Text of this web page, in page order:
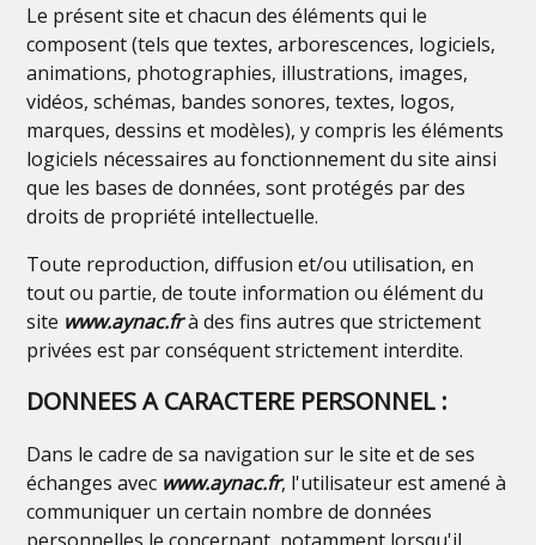
Le présent site et chacun des éléments qui le
composent (tels que textes, arborescences, logiciels,
animations, photographies, illustrations, images,
vidéos, schémas, bandes sonores, textes, logos,
marques, dessins et modèles), y compris les éléments
logiciels nécessaires au fonctionnement du site ainsi
que les bases de données, sont protégés par des
droits de propriété intellectuelle.
Toute reproduction, diffusion et/ou utilisation, en
tout ou partie, de toute information ou élément du
site www.aynac.frà des fins autres que strictement
privées est par conséquent strictement interdite.
DONNEES A CARACTERE PERSONNEL :
Dans le cadre de sa navigation sur le site et de ses
échanges avec www.aynac.fr, l'utilisateur est amené à
communiquer un certain nombre de données